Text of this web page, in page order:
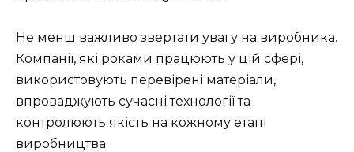
Не менш важливо звертати увагу на виробника.
Компанії, які роками працюють у цій сфері,
використовують перевірені матеріали,
впроваджують сучасні технології та
контролюють якість на кожному етапі
виробництва.